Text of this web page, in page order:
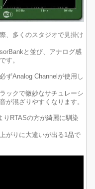
、多くのスタジオで見掛け
と並び、アナログ感
す。
ずAnalog Channelが使用し
ックで微妙なサチュレーシ
が混ざりやすくなります。
りRTASの方が綺麗に馴染
がりに大違いが出る1品で